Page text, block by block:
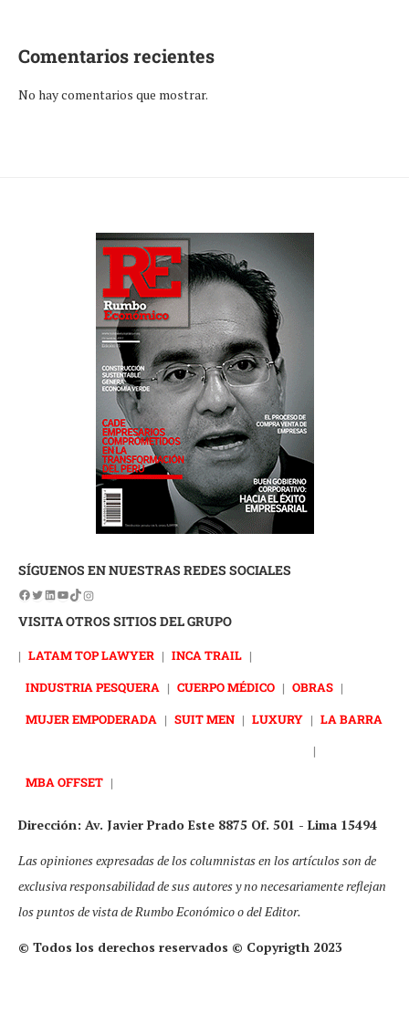
Comentarios recientes
No hay comentarios que mostrar.
SÍGUENOS EN NUESTRAS REDES SOCIALES
VISITA OTROS SITIOS DEL GRUPO
| LATAM TOP LAWYER | INCA TRAIL |
INDUSTRIA PESQUERA | CUERPO MÉDICO | OBRAS |
MUJER EMPODERADA | SUIT MEN | LUXURY | LA BARRA
|
MBA OFFSET |
Dirección: Av. Javier Prado Este 8875 Of. 501 - Lima 15494
Las opiniones expresadas de los columnistas en los artículos son de
exclusiva responsabilidad de sus autores y no necesariamente reflejan
los puntos de vista de Rumbo Económico o del Editor.
© Todos los derechos reservados © Copyrigth 2023